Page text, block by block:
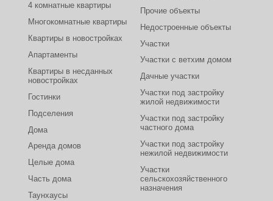
4 комнатные квартиры
Многокомнатные квартиры
Квартиры в новостройках
Апартаменты
Квартиры в несданных
новостройках
Гостинки
Подселения
Дома
Аренда домов
Целые дома
Часть дома
Таунхаусы
Прочие объекты
Недостроенные объекты
Участки
Участки с ветхим домом
Дачные участки
Участки под застройку
жилой недвижимости
Участки под застройку
частного дома
Участки под застройку
нежилой недвижимости
Участки
сельскохозяйственного
назначения